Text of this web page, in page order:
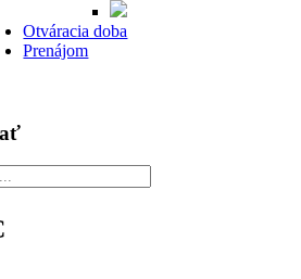
Otváracia doba
Prenájom